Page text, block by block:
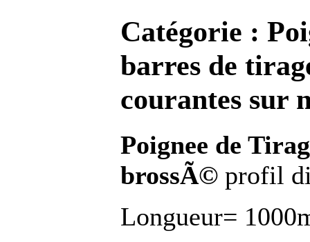
Catégorie :
barres de
courantes sur
Poignee de
brossÃ© profil
Longueur=